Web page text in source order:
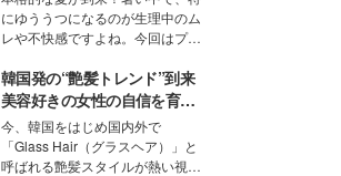
にゆううつになるのが生理中のム
レや不快感ですよね。今回はプラ
モデル・愛甲ひかりさんと橋下美
好さんを迎えて本音で女子会トー
ク。猛暑のお出かけを快適に過ご
すヒントや、2人が感動した夏の
生理の新常識にも迫りました。
韓国発の“艶髪トレンド”到来
美容好きの女性の自信を育む
「ヘアケア事情」って？
今、韓国をはじめ国内外で
「Glass Hair（グラスヘア）」と
呼ばれる艶髪スタイルが熱い視線